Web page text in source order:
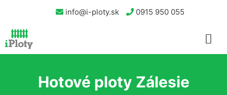
info@i-ploty.sk 0915 950 055
Hotové ploty Zálesie